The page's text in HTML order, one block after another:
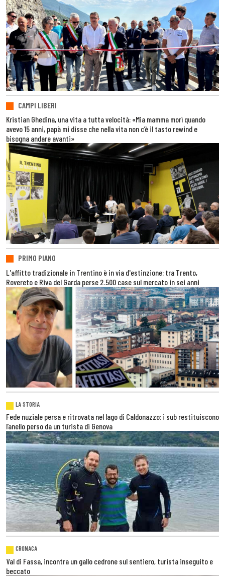
CAMPI LIBERI
Kristian Ghedina, una vita a tutta velocità: «Mia mamma morì quando
avevo 15 anni, papà mi disse che nella vita non c’è il tasto rewind e
bisogna andare avanti»
PRIMO PIANO
L'affitto tradizionale in Trentino è in via d'estinzione: tra Trento,
Rovereto e Riva del Garda perse 2.500 case sul mercato in sei anni
LA STORIA
Fede nuziale persa e ritrovata nel lago di Caldonazzo: i sub restituiscono
l’anello perso da un turista di Genova
CRONACA
Val di Fassa, incontra un gallo cedrone sul sentiero, turista inseguito e
beccato